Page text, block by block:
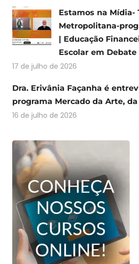
Estamos na Mídia-
Metropolitana-
| Educação
Escolar em Debate
17 de julho de 2026
Dra. Erivânia Façanha é
programa Mercado da Arte, da
16 de julho de 2026